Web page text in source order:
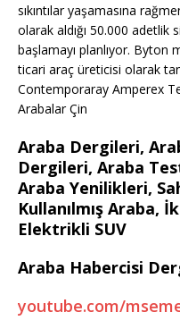
sıkıntılar yaşamasına
olarak aldığı 50.000 adetlik
başlamayı planlıyor. Byton
ticari araç üreticisi olarak
Contemporaray Amperex
Arabalar Çin
Araba Dergileri,
Dergileri, Araba
Araba Yenilikleri,
Kullanılmış Araba,
Elektrikli SUV
Araba Habercisi
youtube.com/